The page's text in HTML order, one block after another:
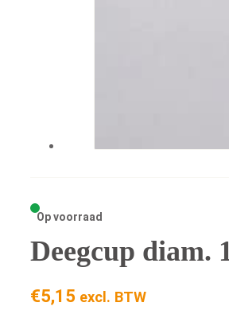
Op voorraad
Deegcup diam.
€5,15 excl. BTW